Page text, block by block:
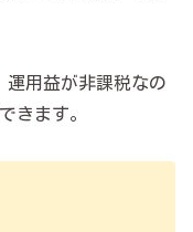
運用益が非課税なの
きます。